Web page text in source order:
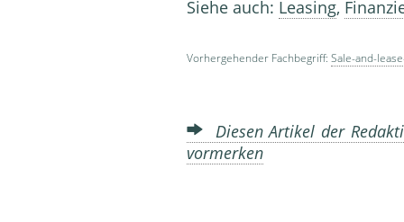
Siehe auch: Leasing,
Vorhergehender Fachbegriff: Sale-and-
Diesen Artikel der
vormerken